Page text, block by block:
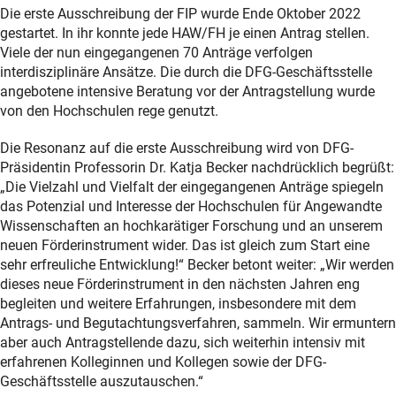
Die erste Ausschreibung der FIP wurde Ende Oktober 2022
gestartet. In ihr konnte jede HAW/FH je einen Antrag stellen.
Viele der nun eingegangenen 70 Anträge verfolgen
interdisziplinäre Ansätze. Die durch die DFG-Geschäftsstelle
angebotene intensive Beratung vor der Antragstellung wurde
von den Hochschulen rege genutzt.
Die Resonanz auf die erste Ausschreibung wird von DFG-
Präsidentin Professorin Dr. Katja Becker nachdrücklich begrüßt:
„Die Vielzahl und Vielfalt der eingegangenen Anträge spiegeln
das Potenzial und Interesse der Hochschulen für Angewandte
Wissenschaften an hochkarätiger Forschung und an unserem
neuen Förderinstrument wider. Das ist gleich zum Start eine
sehr erfreuliche Entwicklung!“ Becker betont weiter: „Wir werden
dieses neue Förderinstrument in den nächsten Jahren eng
begleiten und weitere Erfahrungen, insbesondere mit dem
Antrags- und Begutachtungsverfahren, sammeln. Wir ermuntern
aber auch Antragstellende dazu, sich weiterhin intensiv mit
erfahrenen Kolleginnen und Kollegen sowie der DFG-
Geschäftsstelle auszutauschen.“